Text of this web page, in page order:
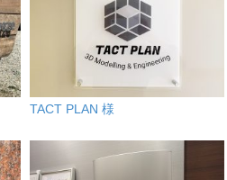
TACT PLAN 様